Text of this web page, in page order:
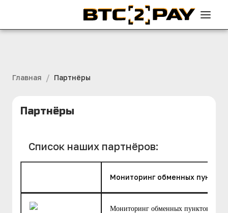
Главная / Партнёры
Партнёры
Список наших партнёров:
Мониторинг обменных пунктов.
Мониторинг обменных пунктов.